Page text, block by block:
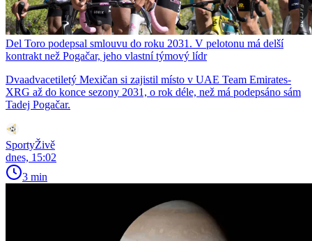
Del Toro podepsal smlouvu do roku 2031. V pelotonu má delší
kontrakt než Pogačar, jeho vlastní týmový lídr
Dvaadvacetiletý Mexičan si zajistil místo v UAE Team Emirates-
XRG až do konce sezony 2031, o rok déle, než má podepsáno sám
Tadej Pogačar.
SportyŽivě
dnes, 15:02
3 min